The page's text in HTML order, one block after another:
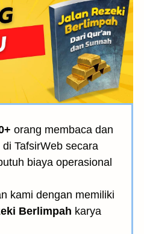
orang membaca dan
TafsirWeb secara
biaya operasional
kami dengan memiliki
Berlimpah karya